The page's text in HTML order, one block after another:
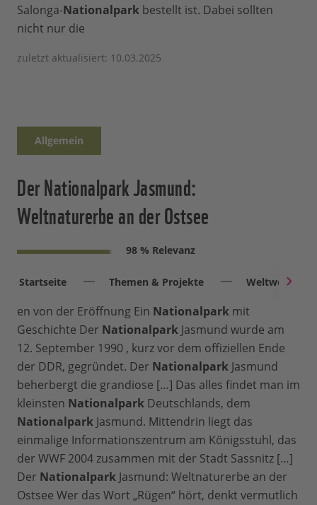
Salonga-Nationalpark bestellt ist. Dabei sollten
nicht nur die
zuletzt aktualisiert: 10.03.2025
Allgemein
Der Nationalpark Jasmund:
Weltnaturerbe an der Ostsee
98 % Relevanz
Startseite Themen & Projekte Weltweit
en von der Eröffnung Ein Nationalpark mit
Geschichte Der Nationalpark Jasmund wurde am
12. September 1990 , kurz vor dem offiziellen Ende
der DDR, gegründet. Der Nationalpark Jasmund
beherbergt die grandiose […] Das alles findet man im
kleinsten Nationalpark Deutschlands, dem
Nationalpark Jasmund. Mittendrin liegt das
einmalige Informationszentrum am Königsstuhl, das
der WWF 2004 zusammen mit der Stadt Sassnitz […]
Der Nationalpark Jasmund: Weltnaturerbe an der
Ostsee Wer das Wort „Rügen“ hört, denkt vermutlich